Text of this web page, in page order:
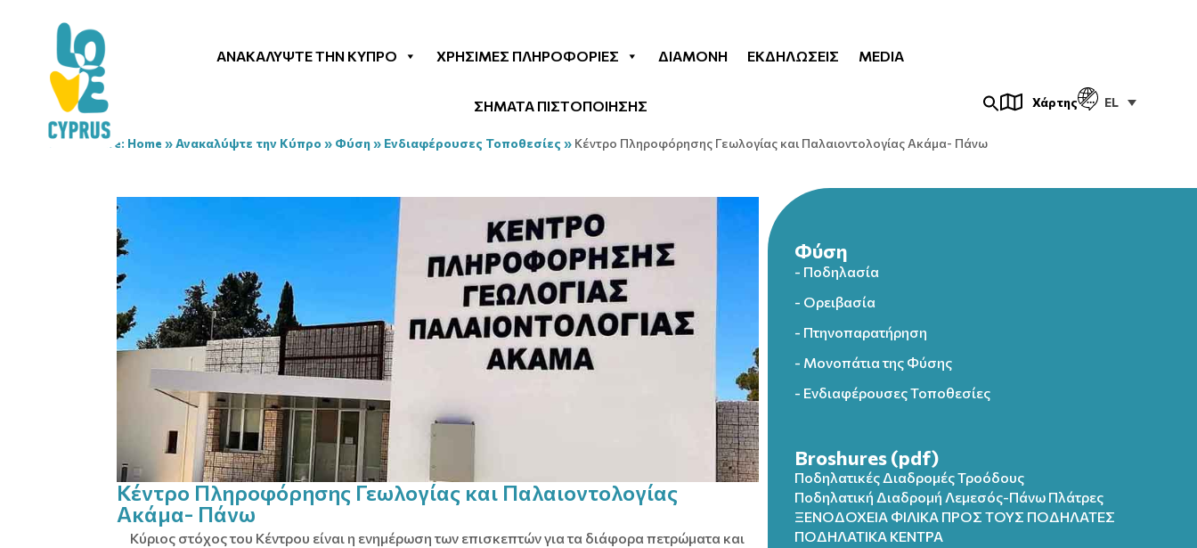
ΑΝΑΚΑΛΎΨΤΕ ΤΗΝ ΚΎΠΡΟ ΧΡΉΣΙΜΕΣ ΠΛΗΡΟΦΟΡΊΕΣ ΔΙΑΜΟΝΉ ΕΚΔΗΛΏΣΕΙΣ MEDIA
ΣΗΜΑΤΑ ΠΙΣΤΟΠΟΙΗΣΗΣ Χάρτης EL
You are here: Home »Ανακαλύψτε την Κύπρο » Φύση» Ενδιαφέρουσες Τοποθεσίες » Κέντρο Πληροφόρησης Γεωλογίας και Παλαιοντολογίας Ακάμα- Πάνω
Κέντρο Πληροφόρησης Γεωλογίας και Παλαιοντολογίας
Ακάμα- Πάνω
Κύριος στόχος του Κέντρου είναι η ενημέρωση των επισκεπτών για τα διάφορα πετρώματα και
Φύση
- Ποδηλασία
- Ορειβασία
- Πτηνοπαρατήρηση
- Μονοπάτια της Φύσης
- Ενδιαφέρουσες Τοποθεσίες
Broshures (pdf)
Ποδηλατικές Διαδρομές Τροόδους
Ποδηλατική Διαδρομή Λεμεσός-Πάνω Πλάτρες
ΞΕΝΟΔΟΧΕΙΑ ΦΙΛΙΚΑ ΠΡΟΣ ΤΟΥΣ ΠΟΔΗΛΑΤΕΣ
ΠΟΔΗΛΑΤΙΚΑ ΚΕΝΤΡΑ